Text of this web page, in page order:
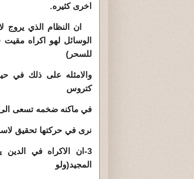
اخرى كثيره.
ان النظام الذي يروج
الوسائل لهو اكراه
للسحر)
والامثله على ذلك في
كتروس
في ماكنه ضخمه تسعى الى
نرى في حركتها تحقيق
3-ان الاكراه في
المجيد(ولو